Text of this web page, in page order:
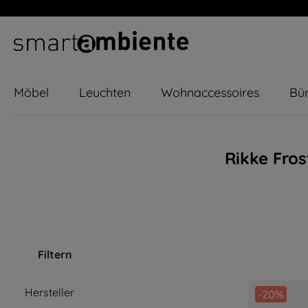
Hauptinhalt springen
Zur Suche springen
Zur Hauptnavigation springen
Möbel Leuchten Wohnaccessoires
Rikke
Filtern
Hersteller -20%